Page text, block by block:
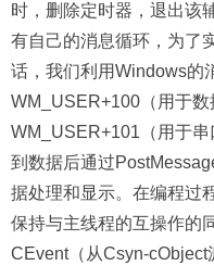
时，删除定时器，退出该
有自己的消息循环，为了
话，我们利用Windows的
WM_USER+100（用于
WM_USER+101（用于
到数据后通过
据处理和显示。在编程过
保持与主线程的互操作的
CEvent（从Csyn-